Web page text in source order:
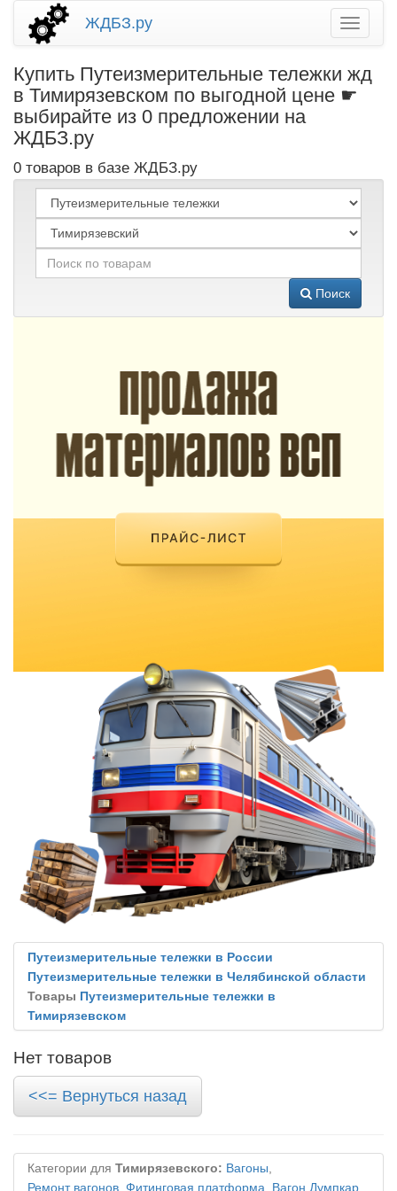
ЖДБЗ.ру
Купить Путеизмерительные тележки жд
в Тимирязевском по выгодной цене ☛
выбирайте из 0 предложении на
ЖДБЗ.ру
0 товаров в базе ЖДБЗ.ру
Поиск
Путеизмерительные тележки в России
Путеизмерительные тележки в Челябинской области
Товары Путеизмерительные тележки в
Тимирязевском
Нет товаров
<<= Вернуться назад
Категории для Тимирязевского: Вагоны,
Ремонт вагонов Фитинговая платформа Вагон Думпкар